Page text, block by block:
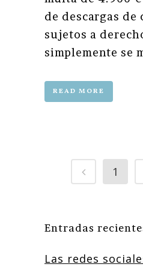
de descargas de
sujetos a
simplemente se
READ MORE
1
Entradas
Las redes